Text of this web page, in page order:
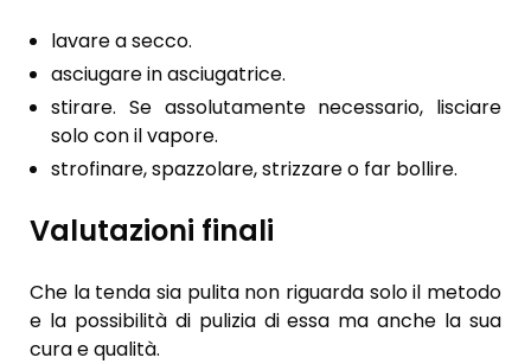
lavare a secco.
asciugare in asciugatrice.
stirare. Se assolutamente necessario, lisciare
solo con il vapore.
strofinare, spazzolare, strizzare o far bollire.
Valutazioni finali
Che la tenda sia pulita non riguarda solo il metodo
e la possibilità di pulizia di essa ma anche la sua
cura e qualità.